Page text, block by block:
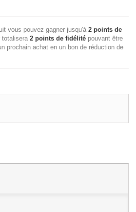
vous pouvez gagner jusqu'à 2 points de
totalisera 2 points de fidélité pouvant être
prochain achat en un bon de réduction de